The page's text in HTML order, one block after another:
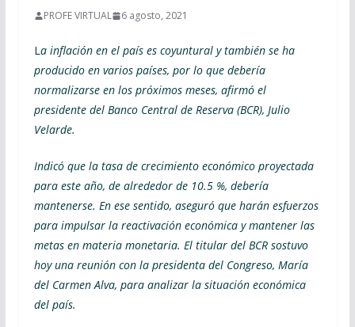
PROFE VIRTUAL 6 agosto, 2021
La inflación en el país es coyuntural y también se ha
producido en varios países, por lo que debería
normalizarse en los próximos meses, afirmó el
presidente del Banco Central de Reserva (BCR), Julio
Velarde.
Indicó que la tasa de crecimiento económico proyectada
para este año, de alrededor de 10.5 %, debería
mantenerse. En ese sentido, aseguró que harán esfuerzos
para impulsar la reactivación económica y mantener las
metas en materia monetaria. El titular del BCR sostuvo
hoy una reunión con la presidenta del Congreso, María
del Carmen Alva, para analizar la situación económica
del país.